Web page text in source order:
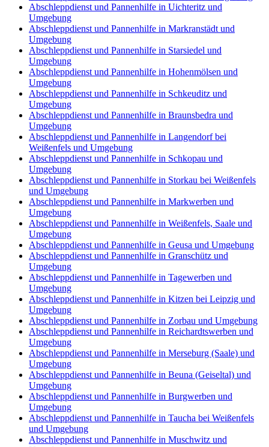
Abschleppdienst und Pannenhilfe in Uichteritz und
Umgebung
Abschleppdienst und Pannenhilfe in Markranstädt und
Umgebung
Abschleppdienst und Pannenhilfe in Starsiedel und
Umgebung
Abschleppdienst und Pannenhilfe in Hohenmölsen und
Umgebung
Abschleppdienst und Pannenhilfe in Schkeuditz und
Umgebung
Abschleppdienst und Pannenhilfe in Braunsbedra und
Umgebung
Abschleppdienst und Pannenhilfe in Langendorf bei
Weißenfels und Umgebung
Abschleppdienst und Pannenhilfe in Schkopau und
Umgebung
Abschleppdienst und Pannenhilfe in Storkau bei Weißenfels
und Umgebung
Abschleppdienst und Pannenhilfe in Markwerben und
Umgebung
Abschleppdienst und Pannenhilfe in Weißenfels, Saale und
Umgebung
Abschleppdienst und Pannenhilfe in Geusa und Umgebung
Abschleppdienst und Pannenhilfe in Granschütz und
Umgebung
Abschleppdienst und Pannenhilfe in Tagewerben und
Umgebung
Abschleppdienst und Pannenhilfe in Kitzen bei Leipzig und
Umgebung
Abschleppdienst und Pannenhilfe in Zorbau und Umgebung
Abschleppdienst und Pannenhilfe in Reichardtswerben und
Umgebung
Abschleppdienst und Pannenhilfe in Merseburg (Saale) und
Umgebung
Abschleppdienst und Pannenhilfe in Beuna (Geiseltal) und
Umgebung
Abschleppdienst und Pannenhilfe in Burgwerben und
Umgebung
Abschleppdienst und Pannenhilfe in Taucha bei Weißenfels
und Umgebung
Abschleppdienst und Pannenhilfe in Muschwitz und